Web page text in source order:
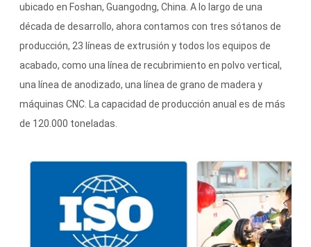
ubicado en Foshan, Guangodng, China. A lo largo de una
década de desarrollo, ahora contamos con tres sótanos de
producción, 23 líneas de extrusión y todos los equipos de
acabado, como una línea de recubrimiento en polvo vertical,
una línea de anodizado, una línea de grano de madera y
máquinas CNC. La capacidad de producción anual es de más
de 120.000 toneladas.